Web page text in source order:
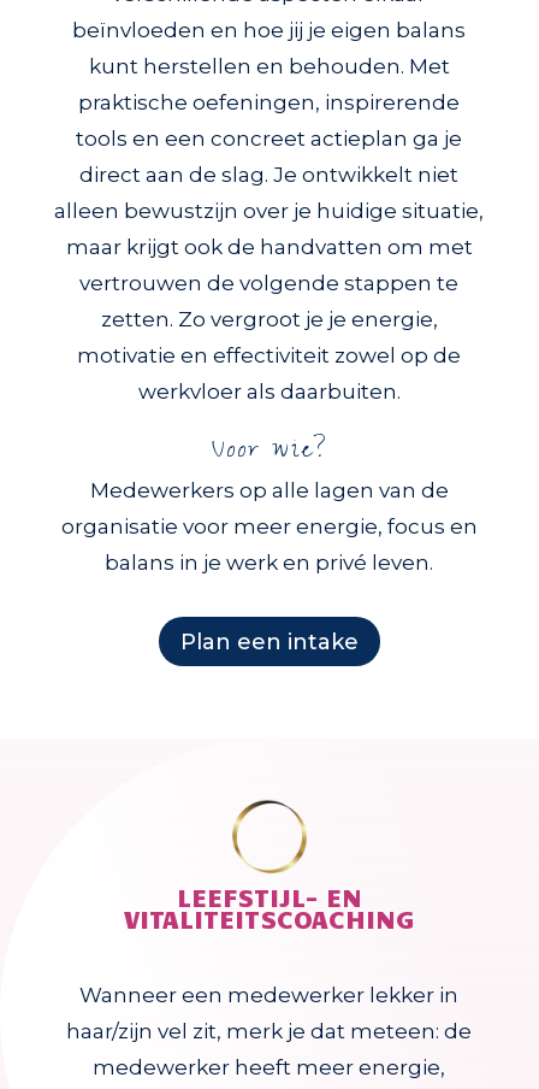
beïnvloeden en hoe jij je eigen balans
kunt herstellen en behouden. Met
praktische oefeningen, inspirerende
tools en een concreet actieplan ga je
direct aan de slag. Je ontwikkelt niet
alleen bewustzijn over je huidige situatie,
maar krijgt ook de handvatten om met
vertrouwen de volgende stappen te
zetten. Zo vergroot je je energie,
motivatie en effectiviteit zowel op de
werkvloer als daarbuiten.
Voor wie?
Medewerkers op alle lagen van de
organisatie voor meer energie, focus en
balans in je werk en privé leven.
Plan een intake
LEEFSTIJL- EN
VITALITEITSCOACHING
Wanneer een medewerker lekker in
haar/zijn vel zit, merk je dat meteen: de
medewerker heeft meer energie,